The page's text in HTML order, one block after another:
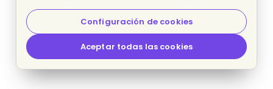
Configuración de cookies
Aceptar todas las cookies